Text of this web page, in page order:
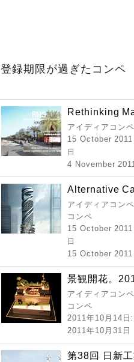
登録期限が過ぎたコンペ
Rethinking
アイディアコン
15 October
日
4 November
Alternative
アイディアコン
コンペ
15 October
日
15 October
景観開花。
アイディアコン
コンペ
2011年10月14日
2011年10月31日
第38回 日新